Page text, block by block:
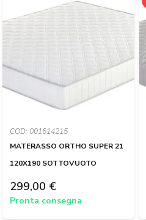
COD: 001614215
MATERASSO ORTHO SUPER 21
120X190 SOTTOVUOTO
299,00 €
Pronta consegna